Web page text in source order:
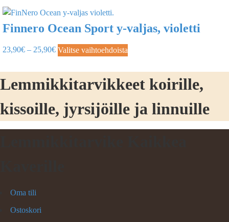
Finnero Ocean Sport y-valjas, violetti
23,90€ – 25,90€ Valitse vaihtoehdoista
Lemmikkitarvikkeet koirille,
kissoille, jyrsijöille ja linnuille
Oma tili
Ostoskori